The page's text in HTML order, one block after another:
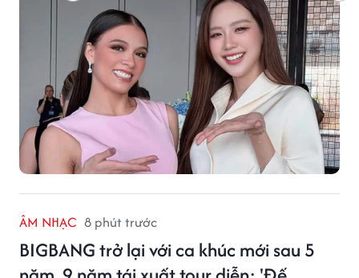
ÂM NHẠC 8 phút trước
BIGBANG trở lại với ca khúc mới sau 5